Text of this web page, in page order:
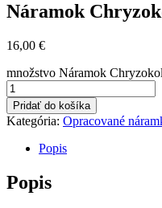
Náramok
16,00 €
množstvo Náramok
Pridať do košíka
Kategória: Opracované
Popis
Popis